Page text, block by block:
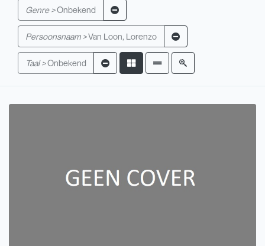
Genre >Onbekend
Persoonsnaam >Van Loon, Lorenzo
Taal >Onbekend